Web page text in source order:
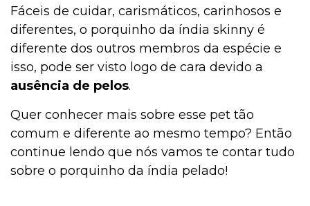
Peixes
Outros Pets
Fáceis de cuidar, carismáticos, carinhosos e
diferentes, o porquinho da índia skinny é
diferente dos outros membros da espécie e
isso, pode ser visto logo de cara devido a
ausência de pelos.
Quer conhecer mais sobre esse pet tão
comum e diferente ao mesmo tempo? Então
continue lendo que nós vamos te contar tudo
sobre o porquinho da índia pelado!